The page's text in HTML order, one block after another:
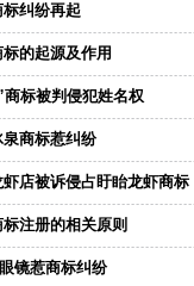
标纠纷再起
的起源及作用
商标被判侵犯姓名权
泉商标惹纠纷
虾店被诉侵占盱眙龙虾商标
注册的相关原则
镜惹商标纠纷